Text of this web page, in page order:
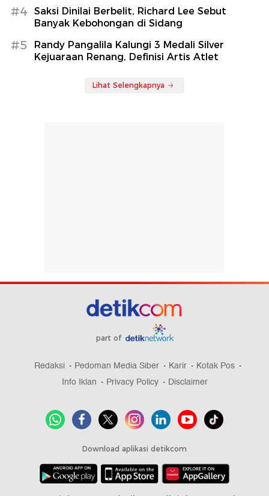
#4
Saksi Dinilai Berbelit, Richard Lee Sebut
Banyak Kebohongan di Sidang
#5
Randy Pangalila Kalungi 3 Medali Silver
Kejuaraan Renang, Definisi Artis Atlet
Lihat Selengkapnya
part of
Redaksi Pedoman Media Siber Karir
Kotak Pos
Info Iklan
Privacy Policy Disclaimer
Download aplikasi detikcom